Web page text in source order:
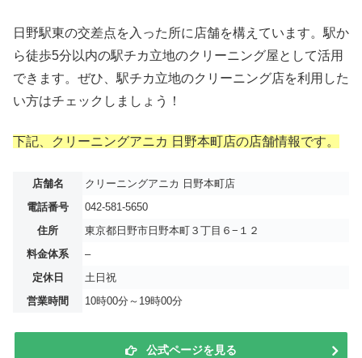
日野駅東の交差点を入った所に店舗を構えています。駅か
ら徒歩5分以内の駅チカ立地のクリーニング屋として活用
できます。ぜひ、駅チカ立地のクリーニング店を利用した
い方はチェックしましょう！
下記、クリーニングアニカ 日野本町店の店舗情報です。
店舗名
クリーニングアニカ 日野本町店
電話番号
042-581-5650
住所
東京都日野市日野本町３丁目６−１２
料金体系
–
定休日
土日祝
営業時間
10時00分～19時00分
公式ページを見る